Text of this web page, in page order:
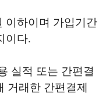
이하이며 가입기간
이다.
실적 또는 간편결
거래한 간편결제